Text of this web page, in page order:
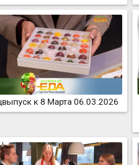
к 8 Марта 06.03.2026